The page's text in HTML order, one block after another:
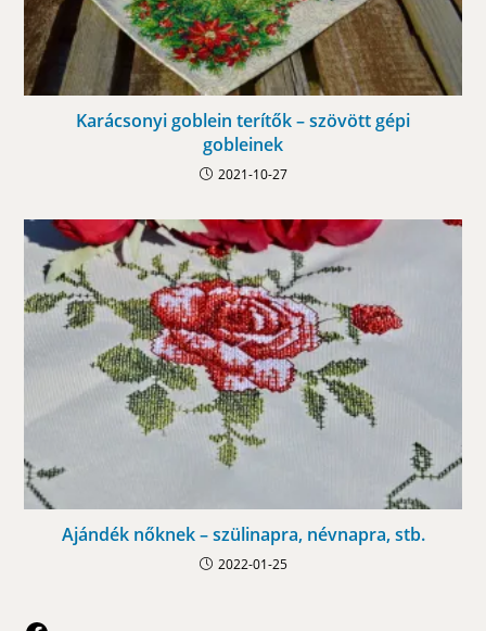
Karácsonyi goblein terítők – szövött gépi
gobleinek
2021-10-27
Ajándék nőknek – szülinapra, névnapra, stb.
2022-01-25